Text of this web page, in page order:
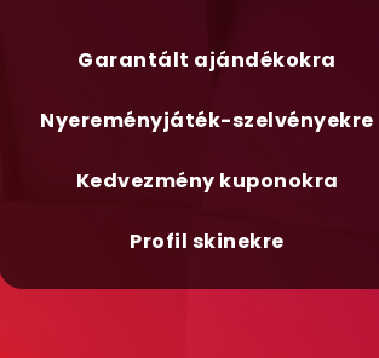
Garantált ajándékokra
Nyereményjáték-szelvényekre
Kedvezmény kuponokra
Profil skinekre